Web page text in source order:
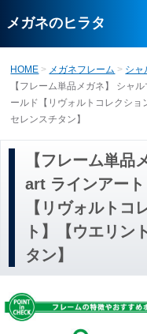
メガネのヒラタ
HOME メガネフレーム
シ
【フレーム単品メガネ】 シャ
ールド【リヴォルトコレクショ
セレンスチタン】
【フレーム単
art ラインアー
【リヴォルトコ
ト】【ウエリン
タン】